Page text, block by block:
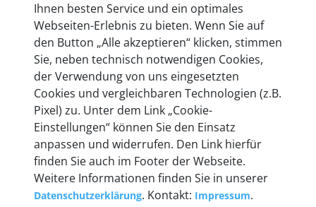
In den Kfz-Diagnosegeräten von autoaid stecken
mehr als 10 Jahre Erfahrung, und auch in Zukunft
entwickeln wir unsere Produkte am Standort in
Berlin laufend weiter. Auf diese Qualität vertrauen
heute mehr als 60.000 Privatkunden und
Unternehmen.
Technische Details &
Ihnen besten Service und ein optimales
Webseiten-Erlebnis zu bieten. Wenn Sie auf
den Button „Alle akzeptieren“ klicken, stimmen
Sie, neben technisch notwendigen Cookies,
der Verwendung von uns eingesetzten
Cookies und vergleichbaren Technologien (z.B.
Pixel) zu. Unter dem Link „Cookie-
Einstellungen“ können Sie den Einsatz
anpassen und widerrufen. Den Link hierfür
finden Sie auch im Footer der Webseite.
Weitere Informationen finden Sie in unserer
Datenschutzerklärung. Kontakt: Impressum.